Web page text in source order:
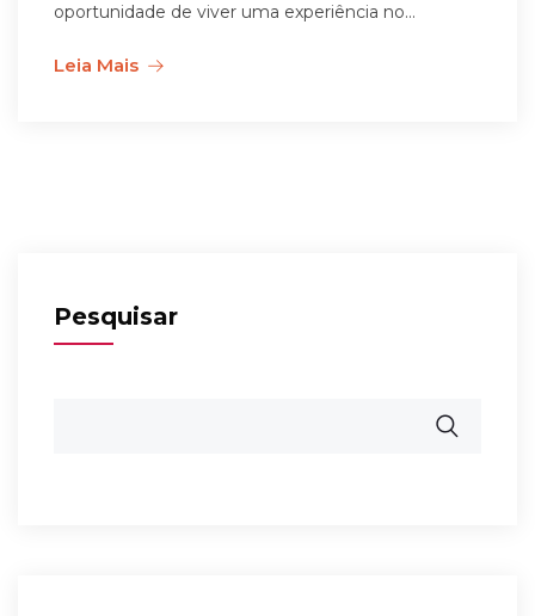
oportunidade de viver uma experiência no...
Leia Mais
Pesquisar